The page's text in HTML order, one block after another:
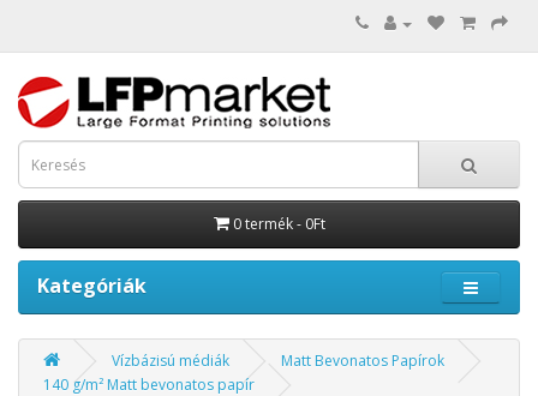
0 termék - 0Ft
Kategóriák
Vízbázisú médiák
Matt Bevonatos Papírok
140 g/m² Matt bevonatos papír